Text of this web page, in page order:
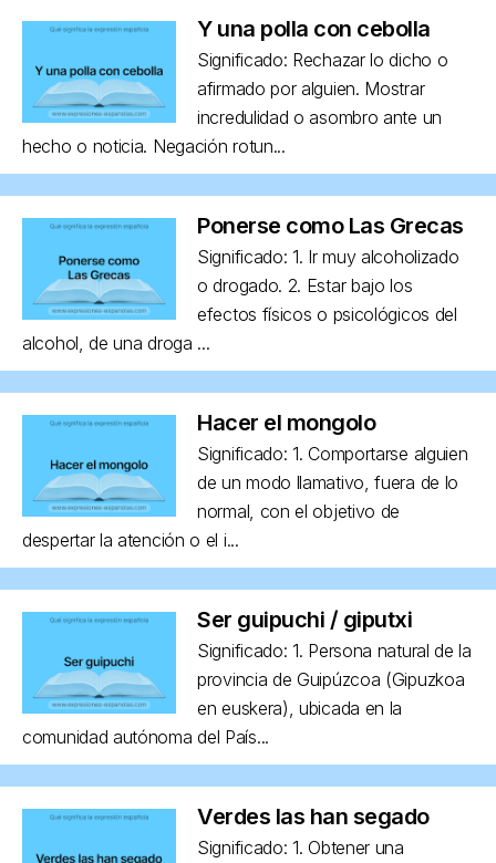
Y una polla con cebolla
Significado: Rechazar lo dicho o
afirmado por alguien. Mostrar
incredulidad o asombro ante un
hecho o noticia. Negación rotun...
Ponerse como Las Grecas
Significado: 1. Ir muy alcoholizado
o drogado. 2. Estar bajo los
efectos físicos o psicológicos del
alcohol, de una droga ...
Hacer el mongolo
Significado: 1. Comportarse alguien
de un modo llamativo, fuera de lo
normal, con el objetivo de
despertar la atención o el i...
Ser guipuchi / giputxi
Significado: 1. Persona natural de la
provincia de Guipúzcoa (Gipuzkoa
en euskera), ubicada en la
comunidad autónoma del País...
Verdes las han segado
Significado: 1. Obtener una